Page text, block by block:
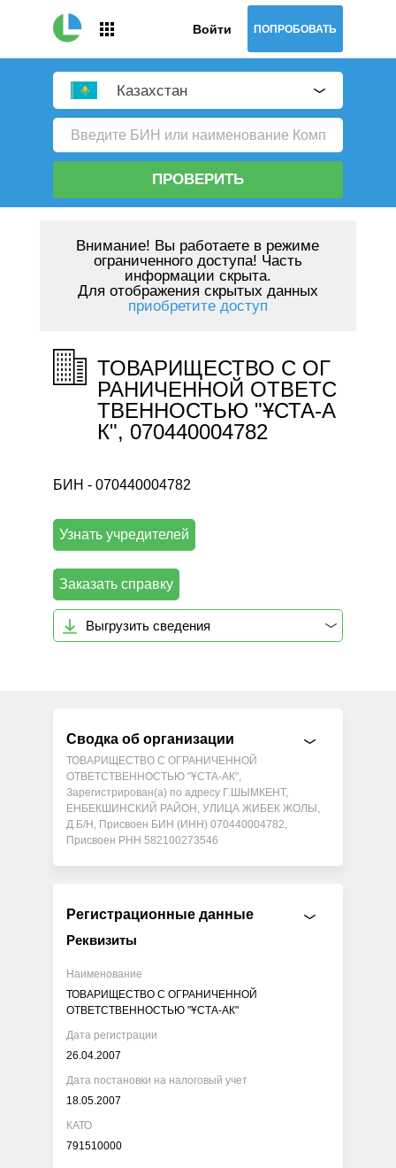
Войти ПОПРОБОВАТЬ
Казахстан
ПРОВЕРИТЬ
Внимание! Вы работаете в режиме
ограниченного доступа! Часть
информации скрыта.
Для отображения скрытых данных
приобретите доступ
ТОВАРИЩЕСТВО С ОГ
РАНИЧЕННОЙ ОТВЕТС
ТВЕННОСТЬЮ "ҰСТА-А
К", 070440004782
БИН - 070440004782
Узнать учредителей
Заказать справку
Выгрузить сведения
Сводка об организации
ТОВАРИЩЕСТВО С ОГРАНИЧЕННОЙ
ОТВЕТСТВЕННОСТЬЮ "ҰСТА-АК",
Зарегистрирован(а) по адресу Г.ШЫМКЕНТ,
ЕНБЕКШИНСКИЙ РАЙОН, УЛИЦА ЖИБЕК ЖОЛЫ,
Д.Б/Н, Присвоен БИН (ИНН) 070440004782,
Присвоен РНН 582100273546
Регистрационные данные
Реквизиты
Наименование
ТОВАРИЩЕСТВО С ОГРАНИЧЕННОЙ
ОТВЕТСТВЕННОСТЬЮ "ҰСТА-АК"
Дата регистрации
26.04.2007
Дата постановки на налоговый учет
18.05.2007
КАТО
791510000